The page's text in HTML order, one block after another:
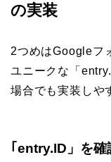
の実装
2つめはGoogleフ
ユニークな「
場合でも実装しや
｢entry.ID」を確